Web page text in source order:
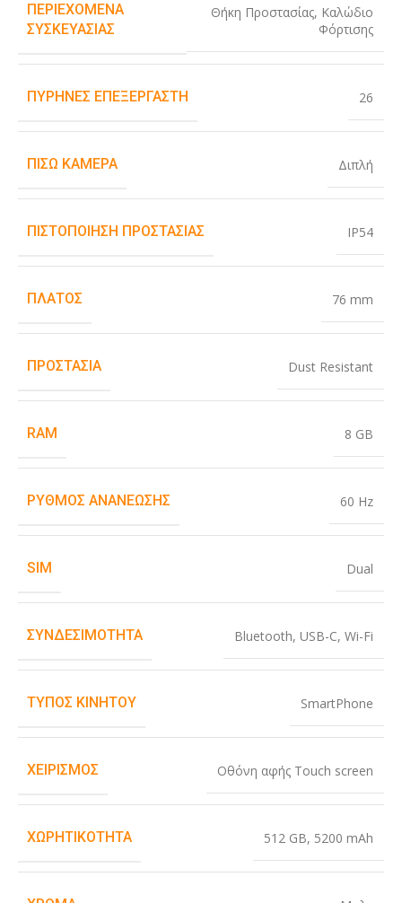
ΠΕΡΙΕΧΌΜΕΝΑ
ΣΥΣΚΕΥΑΣΊΑΣ
Θήκη Προστασίας, Καλώδιο
Φόρτισης
ΠΥΡΉΝΕΣ ΕΠΕΞΕΡΓΑΣΤΉ 26
ΠΊΣΩ ΚΆΜΕΡΑ Διπλή
ΠΙΣΤΟΠΟΊΗΣΗ ΠΡΟΣΤΑΣΊΑΣ IP54
ΠΛΆΤΟΣ 76 mm
ΠΡΟΣΤΑΣΊΑ Dust Resistant
RAM 8 GB
ΡΥΘΜΌΣ ΑΝΑΝΈΩΣΗΣ 60 Hz
SIM Dual
ΣΥΝΔΕΣΙΜΌΤΗΤΑ Bluetooth, USB-C, Wi-Fi
ΤΎΠΟΣ ΚΙΝΗΤΟΎ SmartPhone
ΧΕΙΡΙΣΜΌΣ Οθόνη αφής Touch screen
ΧΩΡΗΤΙΚΌΤΗΤΑ 512 GB, 5200 mAh